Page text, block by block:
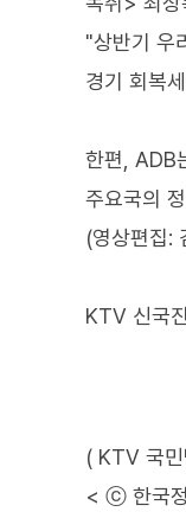
"상반기 우
경기 회복
한편, ADB
주요국의
(영상편집:
KTV 신국
( KTV 국
< ⓒ 한국